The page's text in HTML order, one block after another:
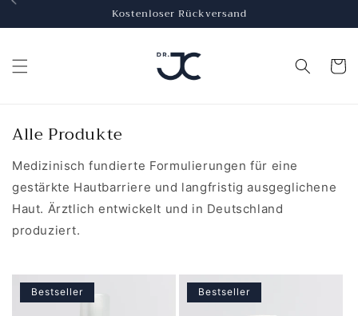
Inhalt
Kostenloser Rückversand
K
a
t
e
g
o
i
e
Alle Produkte
Medizinisch fundierte Formulierungen für eine
gestärkte Hautbarriere und langfristig ausgeglichene
Haut. Ärztlich entwickelt und in Deutschland
produziert.
Bestseller Bestseller